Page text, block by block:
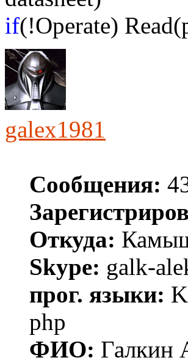
if(!Operate)
galex1981
Сообщения:
Откуда:
Skype: galk-
прог. языки:
php
ФИО: Галкин